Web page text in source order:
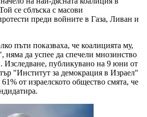
се сблъска с масови
преди войните в Газа, Ливан и
пъти показваха, че коалицията му,
няма да успее да спечели мнозинство
Изследване, публикувано на 9 юни от
"Институт за демокрация в Израел"
от израелското общество смята, че